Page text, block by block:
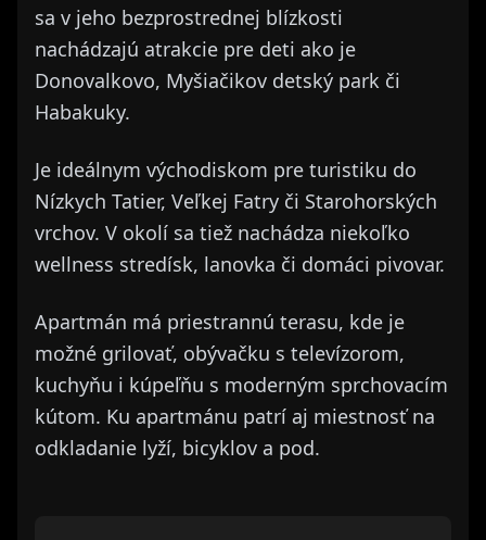
sa v jeho bezprostrednej blízkosti
nachádzajú atrakcie pre deti ako je
Donovalkovo, Myšiačikov detský park či
Habakuky.
Je ideálnym východiskom pre turistiku do
Nízkych Tatier, Veľkej Fatry či Starohorských
vrchov. V okolí sa tiež nachádza niekoľko
wellness stredísk, lanovka či domáci pivovar.
Apartmán má priestrannú terasu, kde je
možné grilovať, obývačku s televízorom,
kuchyňu i kúpeľňu s moderným sprchovacím
kútom. Ku apartmánu patrí aj miestnosť na
odkladanie lyží, bicyklov a pod.